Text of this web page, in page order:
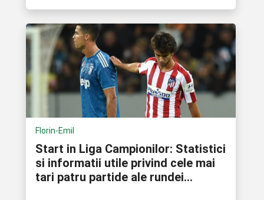
Florin-Emil
Start in Liga Campionilor: Statistici
si informatii utile privind cele mai
tari patru partide ale rundei